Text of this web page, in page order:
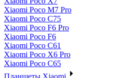
Xiaomi Poco M7 Pro
Xiaomi Poco C75
Xiaomi Poco F6 Pro
Xiaomi Poco F6
Xiaomi Poco C61
Xiaomi Poco X6 Pro
Xiaomi Poco C65
Планшеты Xiaomi